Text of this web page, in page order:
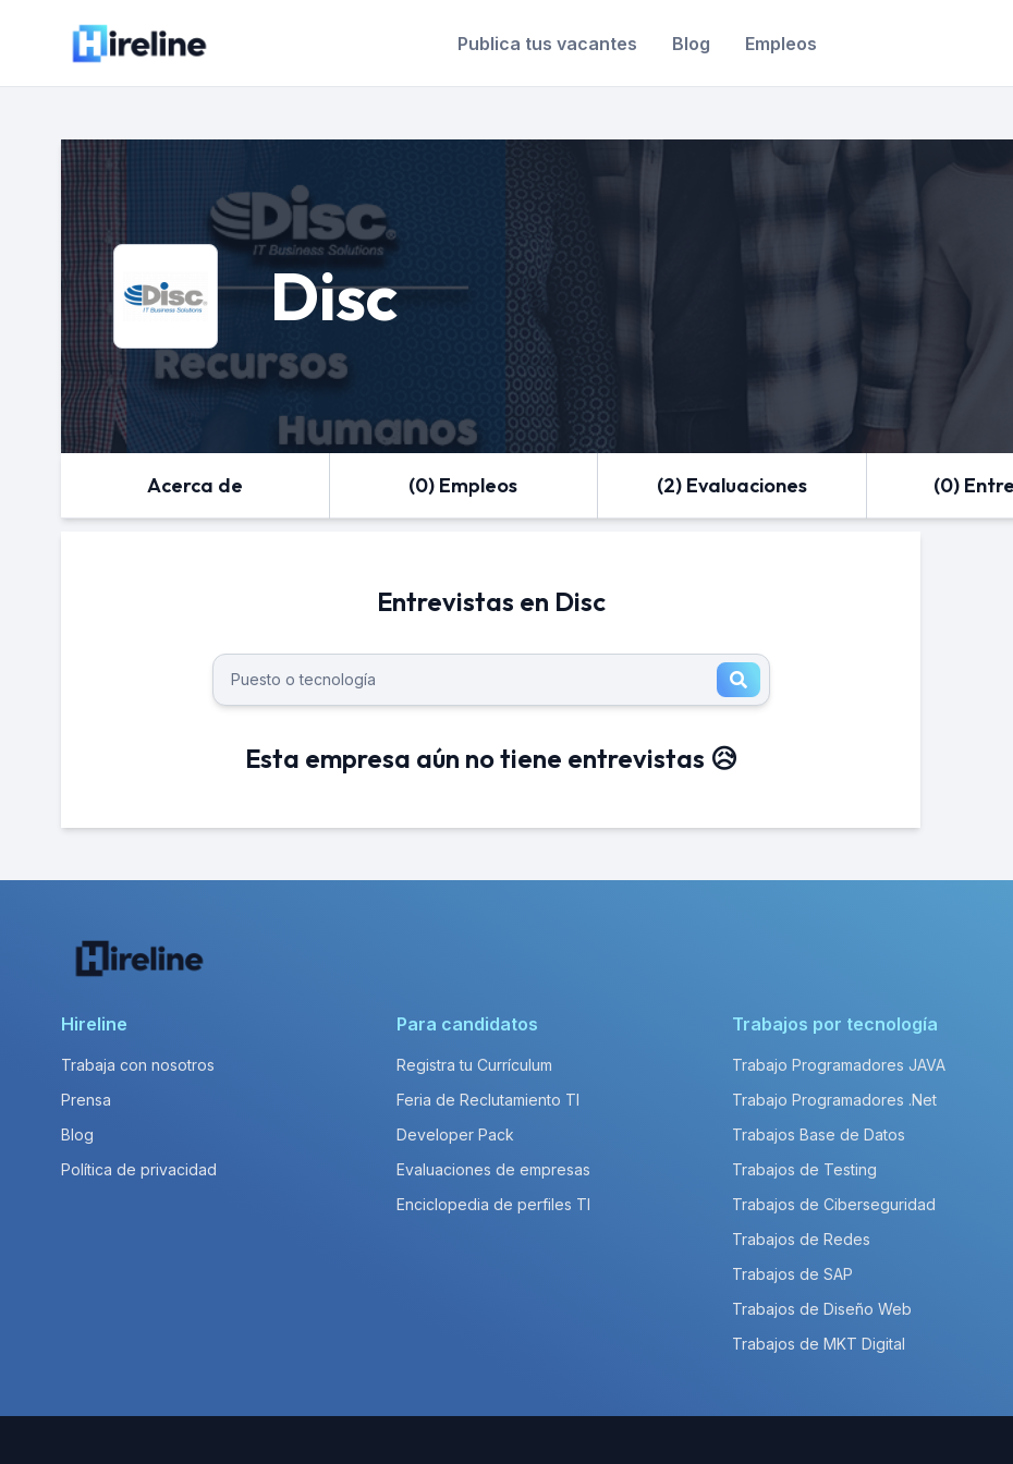
Publica tus vacantes Blog Empleos
Disc
Acerca de (0) Empleos (2) Evaluaciones (0)
Entrevistas en Disc
Esta empresa aún no tiene entrevistas 😥
Hireline
Trabaja con nosotros
Prensa
Blog
Política de privacidad
Para candidatos
Registra tu Currículum
Feria de Reclutamiento TI
Developer Pack
Evaluaciones de empresas
Enciclopedia de perfiles TI
Trabajos por tecnología
Trabajo Programadores JAVA
Trabajo Programadores .Net
Trabajos Base de Datos
Trabajos de Testing
Trabajos de Ciberseguridad
Trabajos de Redes
Trabajos de SAP
Trabajos de Diseño Web
Trabajos de MKT Digital